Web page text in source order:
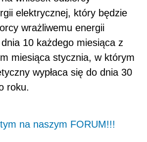
elektrycznej, który będzie
wrażliwemu energii
10 każdego miesiąca z
miesiąca stycznia, w którym
wypłaca się do dnia 30
roku.
na naszym FORUM!!!